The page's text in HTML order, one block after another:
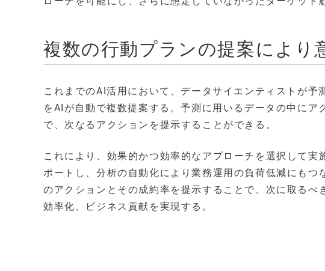
複数の行動プランの提案により
これまでのAI活用において、データサイエンティストが
をAIが自動で複数提案する。予測に用いるデータの中に
で、次なるアクションを提示することができる。
これにより、効果的かつ効率的なアプローチを選択して
ポートし、分析の自動化により業務運用の負荷低減にも
のアクションとその成約率を提示することで、次に取る
効率化、ビジネス貢献を実現する。